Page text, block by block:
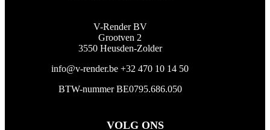
V-Render BV
Grootven 2
3550 Heusden-Zolder
info@v-render.be +32 470 10 14 50
BTW-nummer BE0795.686.050
VOLG ONS